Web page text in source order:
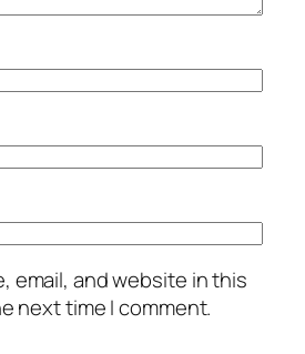
email, and website in this
next time I comment.